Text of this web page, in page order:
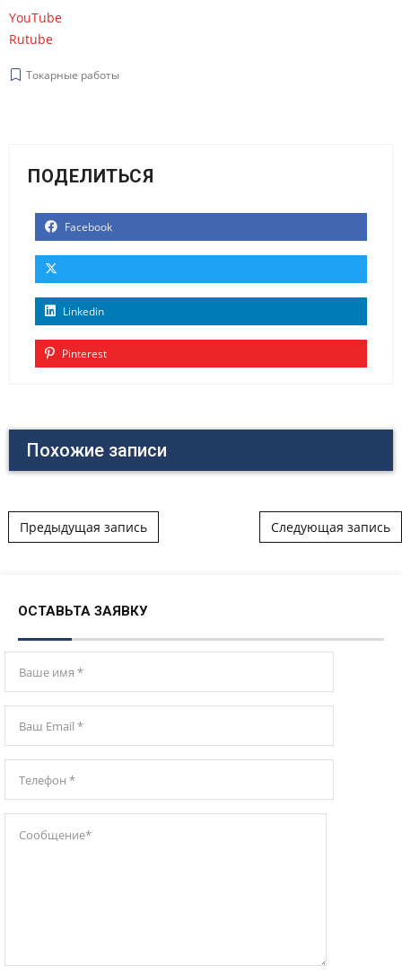
YouTube
Rutube
Токарные работы
ПОДЕЛИТЬСЯ
Facebook
Linkedin
Pinterest
Похожие записи
Post navigation
Предыдущая запись Следующая запись
ОСТАВЬТА ЗАЯВКУ